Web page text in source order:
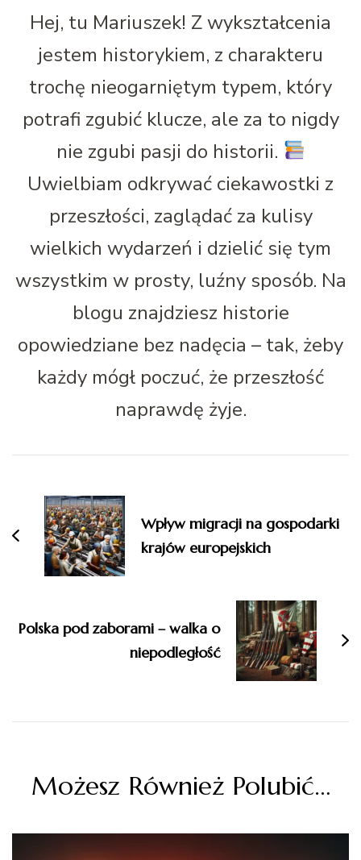
Hej, tu Mariuszek! Z wykształcenia
jestem historykiem, z charakteru
trochę nieogarniętym typem, który
potrafi zgubić klucze, ale za to nigdy
nie zgubi pasji do historii.
Uwielbiam odkrywać ciekawostki z
przeszłości, zaglądać za kulisy
wielkich wydarzeń i dzielić się tym
wszystkim w prosty, luźny sposób. Na
blogu znajdziesz historie
opowiedziane bez nadęcia – tak, żeby
każdy mógł poczuć, że przeszłość
naprawdę żyje.
wpisu
Wpływ migracji na gospodarki
krajów europejskich
Polska pod zaborami – walka o
niepodległość
Możesz Również Polubić…